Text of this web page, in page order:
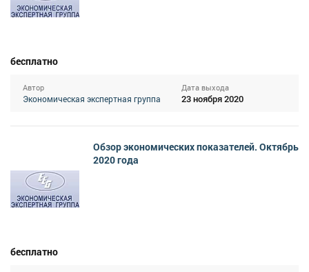
бесплатно
Автор
Экономическая экспертная группа
Дата выхода
23 ноября 2020
Обзор экономических показателей. Октябрь
2020 года
бесплатно